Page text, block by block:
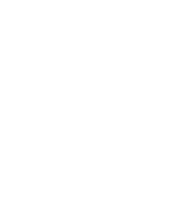
En la actualidad
segregado del
largo de este año
Con su
lo que se traducirá
ciudad no acaban